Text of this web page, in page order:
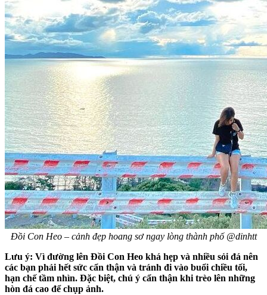
Đồi Con Heo – cảnh đẹp hoang sơ ngay lòng thành phố @dinhtt
Lưu ý: Vì đường lên Đồi Con Heo khá hẹp và nhiều sỏi đá nên
các bạn phải hết sức cẩn thận và tránh đi vào buổi chiều tối,
hạn chế tầm nhìn. Đặc biệt, chú ý cẩn thận khi trèo lên những
hòn đá cao để chụp ảnh.